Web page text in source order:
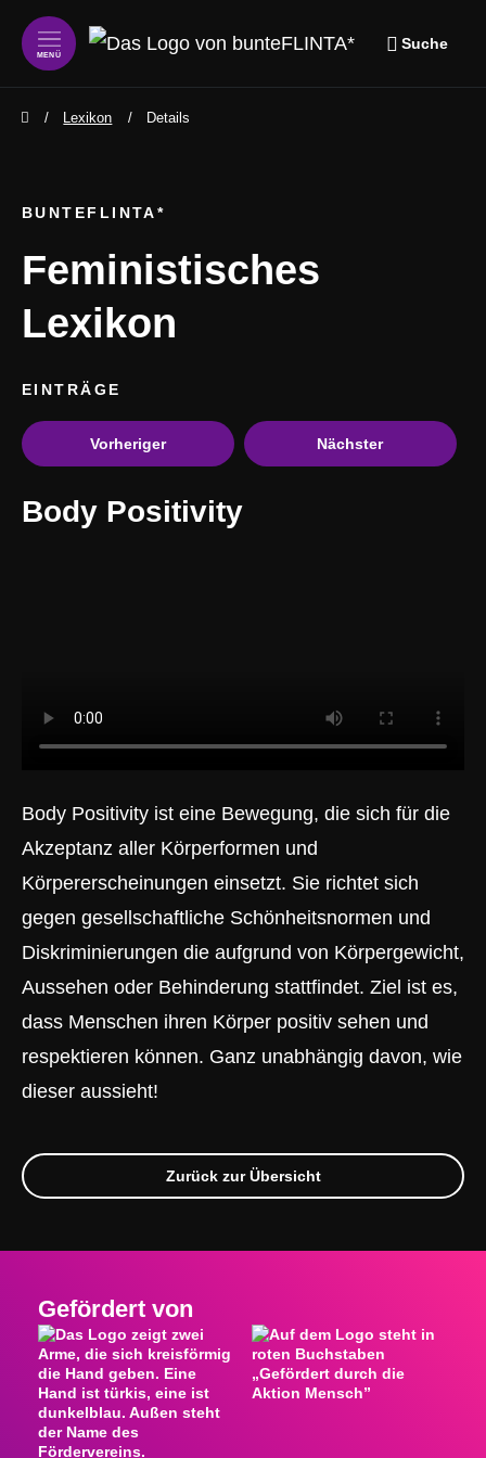
MENÜ
Suche
zum Inhalt springen
Lexikon Details
BUNTEFLINTA*
Feministisches
Lexikon
EINTRÄGE
Vorheriger Nächster
Body Positivity
Body Positivity ist eine Bewegung, die sich für die
Akzeptanz aller Körperformen und
Körpererscheinungen einsetzt. Sie richtet sich
gegen gesellschaftliche Schönheitsnormen und
Diskriminierungen die aufgrund von Körpergewicht,
Aussehen oder Behinderung stattfindet. Ziel ist es,
dass Menschen ihren Körper positiv sehen und
respektieren können. Ganz unabhängig davon, wie
dieser aussieht!
Zurück zur Übersicht
Gefördert von